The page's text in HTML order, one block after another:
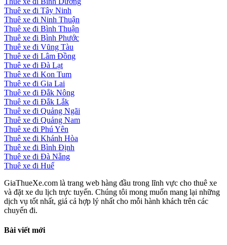
Thuê xe đi Tây Ninh
Thuê xe đi Ninh Thuận
Thuê xe đi Bình Thuận
Thuê xe đi Bình Phước
Thuê xe đi Vũng Tàu
Thuê xe đi Lâm Đồng
Thuê xe đi Đà Lạt
Thuê xe đi Kon Tum
Thuê xe đi Gia Lai
Thuê xe đi Đắk Nông
Thuê xe đi Đắk Lắk
Thuê xe đi Quảng Ngãi
Thuê xe đi Quảng Nam
Thuê xe đi Phú Yên
Thuê xe đi Khánh Hòa
Thuê xe đi Bình Định
Thuê xe đi Đà Nẵng
Thuê xe đi Huế
GiaThueXe.com là trang web hàng đầu trong lĩnh vực cho thuê xe
và đặt xe du lịch trực tuyến. Chúng tôi mong muốn mang lại những
dịch vụ tốt nhất, giá cả hợp lý nhất cho mỗi hành khách trên các
chuyến đi.
Bài viết mới